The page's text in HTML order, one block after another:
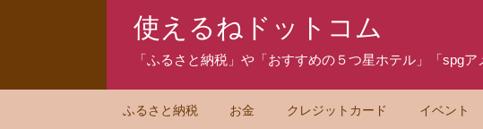
使えるねドットコム
「ふるさと納税」や「おすすめの５つ星ホテル」「spg
ふるさと納税 お金 クレジットカード イベント